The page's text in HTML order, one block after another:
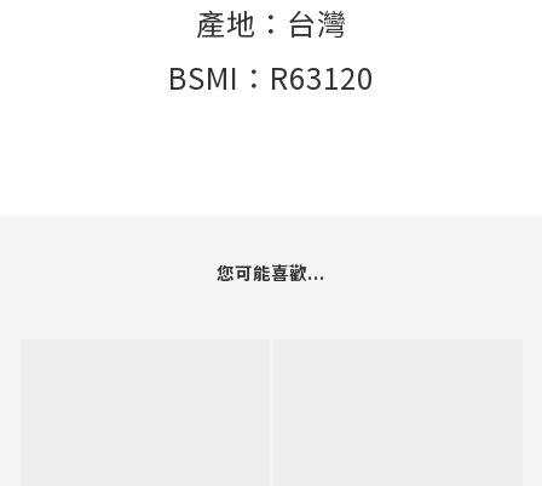
產地：台灣
BSMI：R63120
您可能喜歡...